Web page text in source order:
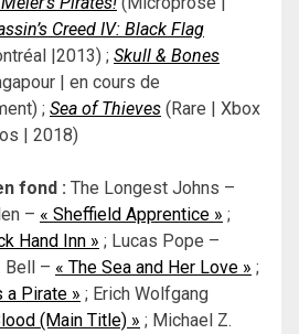
Creed IV: Black Flag
|2013) ; Skull & Bones
| en cours de
; Sea of Thieves (Rare | Xbox
| 2018)
fond : The Longest Johns –
– « Sheffield Apprentice » ;
Hand Inn » ; Lucas Pope –
Bell – « The Sea and Her Love » ;
a Pirate » ; Erich Wolfgang
(Main Title) » ; Michael Z.